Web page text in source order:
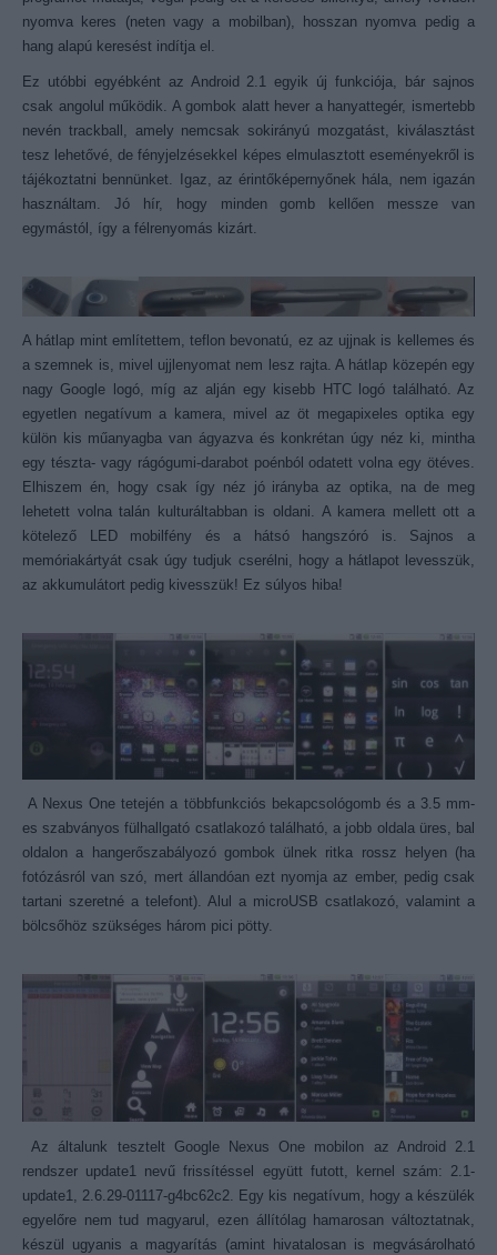
nyomva keres (neten vagy a mobilban), hosszan nyomva pedig a
hang alapú keresést indítja el.
Ez utóbbi egyébként az Android 2.1 egyik új funkciója, bár sajnos
csak angolul működik. A gombok alatt hever a hanyattegér, ismertebb
nevén trackball, amely nemcsak sokirányú mozgatást, kiválasztást
tesz lehetővé, de fényjelzésekkel képes elmulasztott eseményekről is
tájékoztatni bennünket. Igaz, az érintőképernyőnek hála, nem igazán
használtam. Jó hír, hogy minden gomb kellően messze van
egymástól, így a félrenyomás kizárt.
A hátlap mint említettem, teflon bevonatú, ez az ujjnak is kellemes és
a szemnek is, mivel ujjlenyomat nem lesz rajta. A hátlap közepén egy
nagy Google logó, míg az alján egy kisebb HTC logó található. Az
egyetlen negatívum a kamera, mivel az öt megapixeles optika egy
külön kis műanyagba van ágyazva és konkrétan úgy néz ki, mintha
egy tészta- vagy rágógumi-darabot poénból odatett volna egy ötéves.
Elhiszem én, hogy csak így néz jó irányba az optika, na de meg
lehetett volna talán kulturáltabban is oldani. A kamera mellett ott a
kötelező LED mobilfény és a hátsó hangszóró is. Sajnos a
memóriakártyát csak úgy tudjuk cserélni, hogy a hátlapot levesszük,
az akkumulátort pedig kivesszük! Ez súlyos hiba!
A Nexus One tetején a többfunkciós bekapcsológomb és a 3.5 mm-
es szabványos fülhallgató csatlakozó található, a jobb oldala üres, bal
oldalon a hangerőszabályozó gombok ülnek ritka rossz helyen (ha
fotózásról van szó, mert állandóan ezt nyomja az ember, pedig csak
tartani szeretné a telefont). Alul a microUSB csatlakozó, valamint a
bölcsőhöz szükséges három pici pötty.
Az általunk tesztelt Google Nexus One mobilon az Android 2.1
rendszer update1 nevű frissítéssel együtt futott, kernel szám: 2.1-
update1, 2.6.29-01117-g4bc62c2. Egy kis negatívum, hogy a készülék
egyelőre nem tud magyarul, ezen állítólag hamarosan változtatnak,
készül ugyanis a magyarítás (amint hivatalosan is megvásárolható